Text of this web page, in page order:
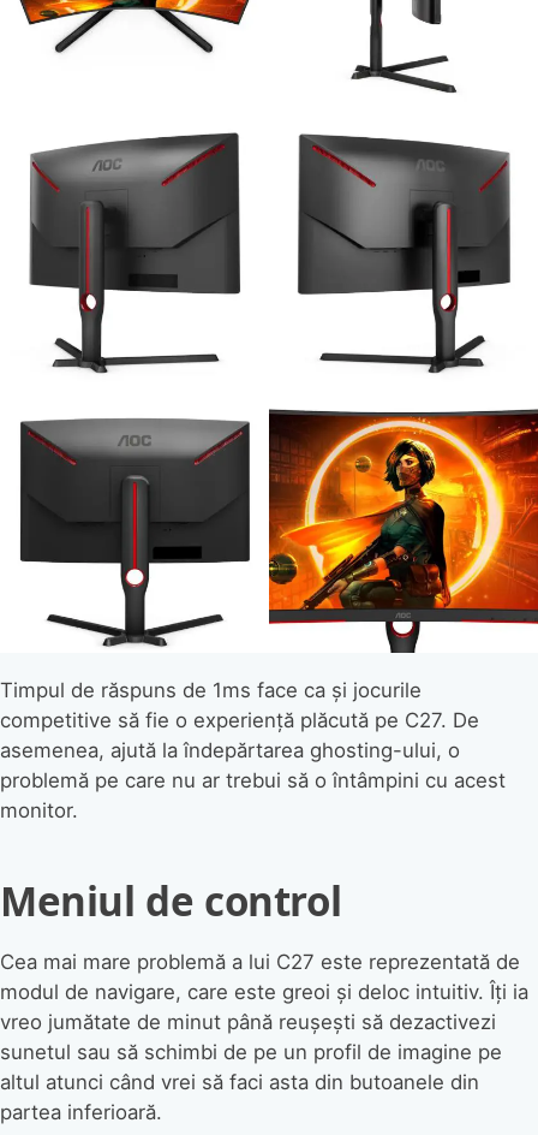
Timpul de răspuns de 1ms face ca și jocurile
competitive să fie o experiență plăcută pe C27. De
asemenea, ajută la îndepărtarea ghosting-ului, o
problemă pe care nu ar trebui să o întâmpini cu acest
monitor.
Meniul de control
Cea mai mare problemă a lui C27 este reprezentată de
modul de navigare, care este greoi și deloc intuitiv. Îți ia
vreo jumătate de minut până reușești să dezactivezi
sunetul sau să schimbi de pe un profil de imagine pe
altul atunci când vrei să faci asta din butoanele din
partea inferioară.